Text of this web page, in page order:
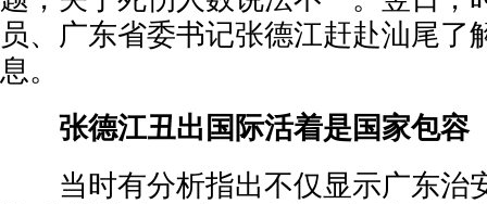
员、广东省委书记张德江赶赴汕尾了
息。
张德江丑出国际活着是国家包容
当时有分析指出不仅显示广东治